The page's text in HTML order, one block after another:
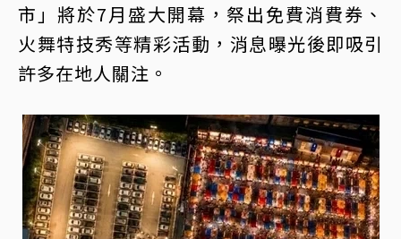
市」將於7月盛大開幕，祭出免費消費券、
火舞特技秀等精彩活動，消息曝光後即吸引
許多在地人關注。